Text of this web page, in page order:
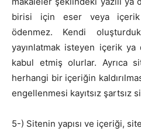
birisi için eser veya
ödenmez. Kendi
yayınlatmak isteyen içerik
kabul etmiş olurlar. Ayrıca
herhangi bir içeriğin
engellenmesi kayıtsız şartsız
5-) Sitenin yapısı ve içeriği,